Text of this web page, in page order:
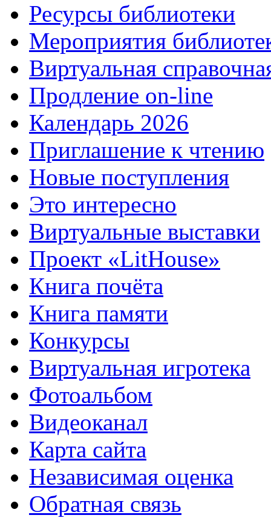
Ресурсы библиотеки
Мероприятия
Виртуальная
Продление on-line
Календарь 2026
Приглашение к чтению
Новые поступления
Это интересно
Виртуальные выставки
Проект «LitHouse»
Книга почёта
Книга памяти
Конкурсы
Виртуальная игротека
Фотоальбом
Видеоканал
Карта сайта
Независимая оценка
Обратная связь